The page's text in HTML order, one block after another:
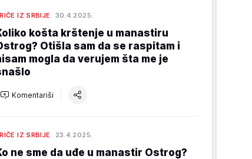
IZ SRBIJE 30.4.2025.
košta krštenje u manastiru
Otišla sam da se raspitam i
mogla da verujem šta me je
Komentariši
IZ SRBIJE 23.4.2025.
ne sme da uđe u manastir Ostrog?